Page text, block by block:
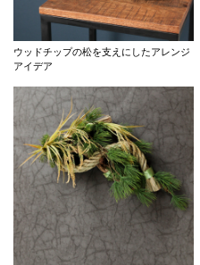
ウッドチップの松を支えにしたアレンジ
アイデア